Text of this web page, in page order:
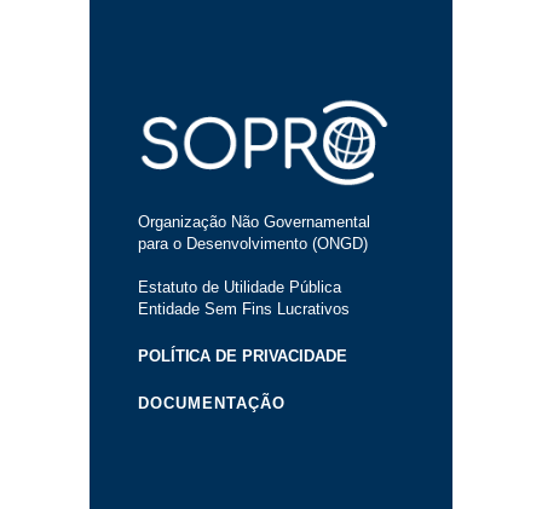
Organização Não Governamental
para o Desenvolvimento (ONGD)
Estatuto de Utilidade Pública
Entidade Sem Fins Lucrativos
POLÍTICA DE PRIVACIDADE
DOCUMENTAÇÃO